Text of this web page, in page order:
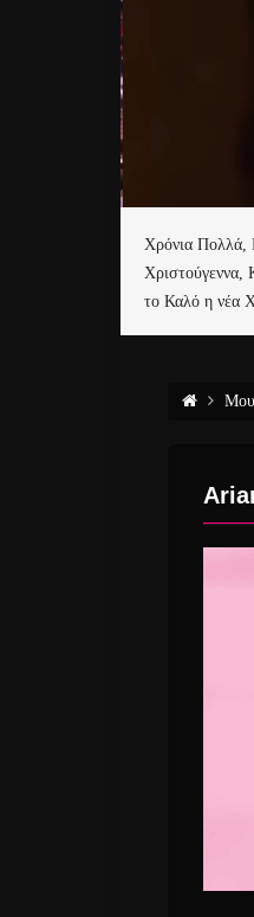
Χρόνια Πολλά,
Χριστούγεννα,
το Καλό η νέα